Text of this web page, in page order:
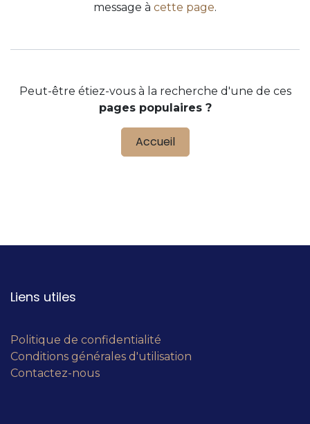
message à cette page.
Peut-être étiez-vous à la recherche d'une de ces
pages populaires ?
Accueil
Liens utiles
Politique de confidentialité
Conditions générales d'utilisation
Contactez-nous